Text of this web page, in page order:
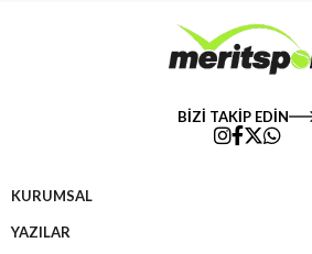
BİZİ TAKİP EDİN
KURUMSAL
YAZILAR